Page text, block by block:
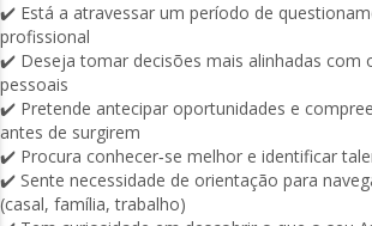
✔️ Está a atravessar um período de
profissional
✔️ Deseja tomar decisões mais alinhadas com
pessoais
✔️ Pretende antecipar oportunidades e
antes de surgirem
✔️ Procura conhecer‑se melhor e identificar
✔️ Sente necessidade de orientação para
(casal, família, trabalho)